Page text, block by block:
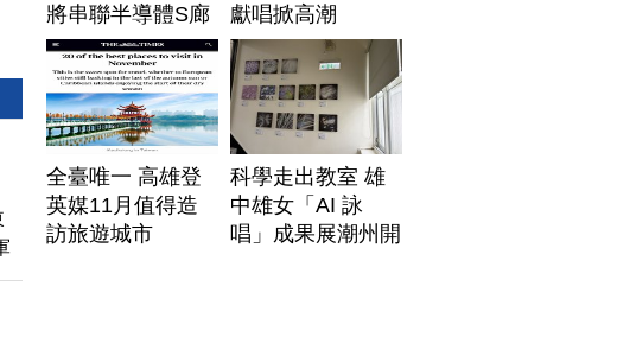
將串聯半導體S廊
帶
獻唱掀高潮
全臺唯一 高雄登
英媒11月值得造
訪旅遊城市
科學走出教室 雄
中雄女「AI 詠
唱」成果展潮州開